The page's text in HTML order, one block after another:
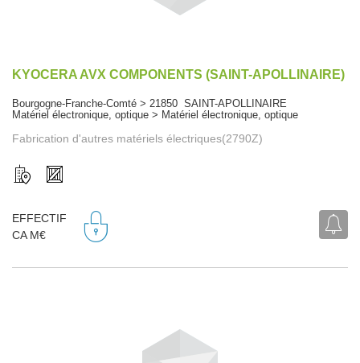
KYOCERA AVX COMPONENTS (SAINT-APOLLINAIRE)
Bourgogne-Franche-Comté > 21850 SAINT-APOLLINAIRE
Matériel électronique, optique > Matériel électronique, optique
Fabrication d'autres matériels électriques(2790Z)
EFFECTIF
CA M€